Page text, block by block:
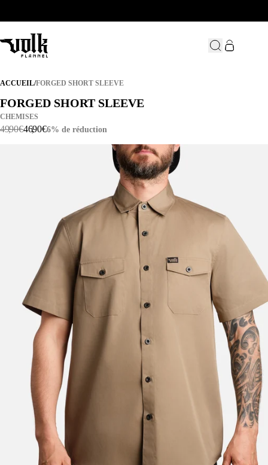
ACCUEIL/FORGED SHORT SLEEVE
FORGED SHORT SLEEVE
FORGED SHORT SLEEVE
FORGED SHORT SLEEVE
CHEMISES
49,90€46,90€6% de réduction